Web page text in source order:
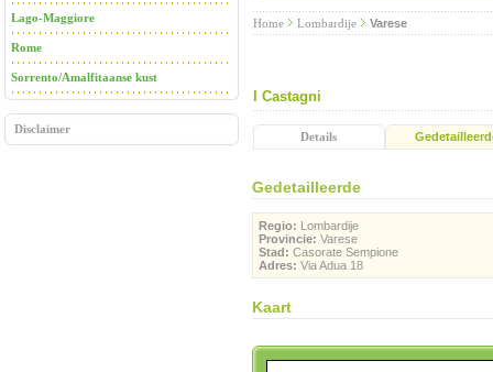
Lago-Maggiore
Rome
Sorrento/Amalfitaanse kust
Disclaimer
Home Lombardije Varese
I Castagni
Details
Gedetailleerde
Regio: Lombardije
Provincie: Varese
Stad: Casorate Sempione
Adres: Via Adua 18
Kaart